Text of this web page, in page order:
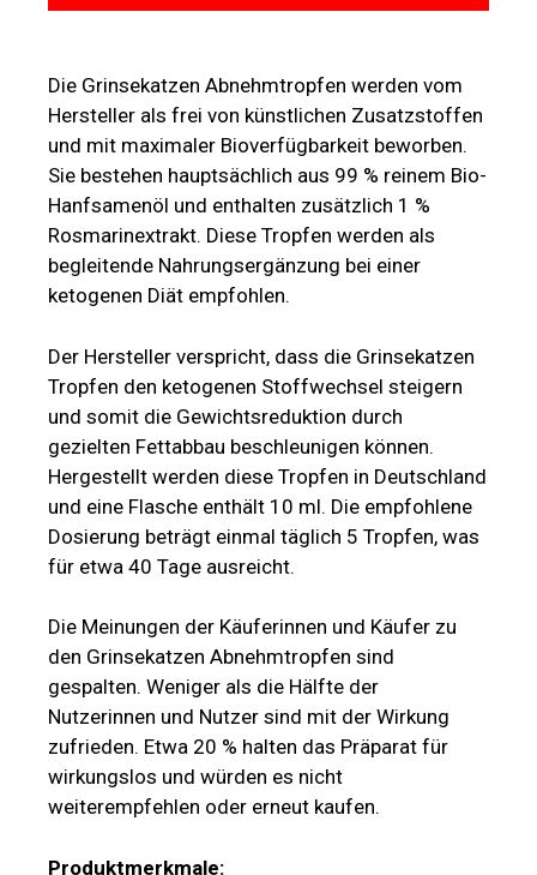
Die Grinsekatzen Abnehmtropfen werden vom
Hersteller als frei von künstlichen Zusatzstoffen
und mit maximaler Bioverfügbarkeit beworben.
Sie bestehen hauptsächlich aus 99 % reinem Bio-
Hanfsamenöl und enthalten zusätzlich 1 %
Rosmarinextrakt. Diese Tropfen werden als
begleitende Nahrungsergänzung bei einer
ketogenen Diät empfohlen.
Der Hersteller verspricht, dass die Grinsekatzen
Tropfen den ketogenen Stoffwechsel steigern
und somit die Gewichtsreduktion durch
gezielten Fettabbau beschleunigen können.
Hergestellt werden diese Tropfen in Deutschland
und eine Flasche enthält 10 ml. Die empfohlene
Dosierung beträgt einmal täglich 5 Tropfen, was
für etwa 40 Tage ausreicht.
Die Meinungen der Käuferinnen und Käufer zu
den Grinsekatzen Abnehmtropfen sind
gespalten. Weniger als die Hälfte der
Nutzerinnen und Nutzer sind mit der Wirkung
zufrieden. Etwa 20 % halten das Präparat für
wirkungslos und würden es nicht
weiterempfehlen oder erneut kaufen.
Produktmerkmale: